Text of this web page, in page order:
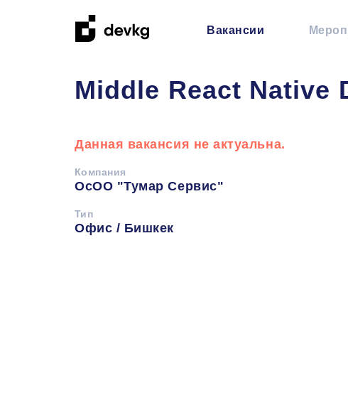
Вакансии
Middle React Native
Данная вакансия не актуальна.
Компания
ОсОО "Тумар Сервис"
Тип
Офис / Бишкек